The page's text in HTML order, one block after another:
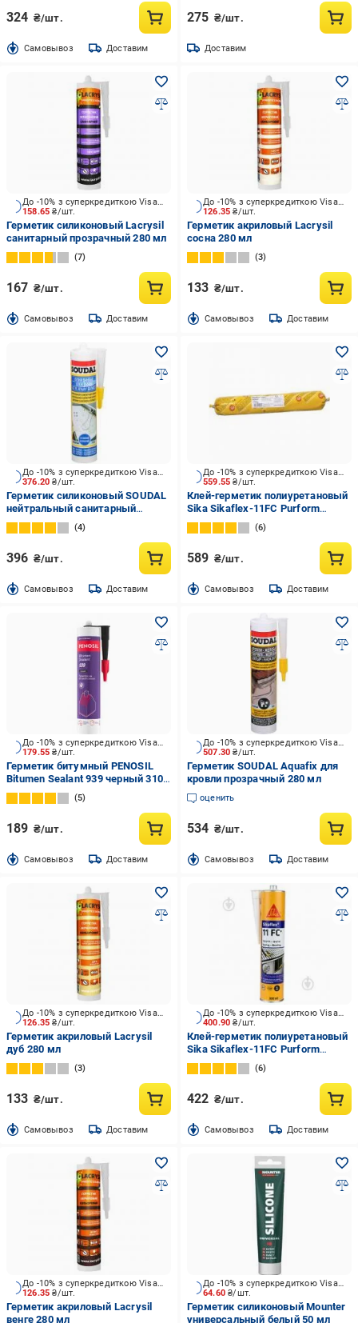
324 ₴/шт.
Cамовывоз Доставим
275 ₴/шт.
Доставим
158.65₴/шт.
До -10% з суперкредиткою Visa Вигода
Герметик силиконовый Lacrysil
санитарный прозрачный 280 мл
7
167 ₴/шт.
Cамовывоз Доставим
126.35₴/шт.
До -10% з суперкредиткою Visa Вигода
Герметик акриловый Lacrysil
сосна 280 мл
3
133 ₴/шт.
Cамовывоз Доставим
376.20₴/шт.
До -10% з суперкредиткою Visa Вигода
Герметик силиконовый SOUDAL
нейтральный санитарный
прозрачный 280 мл
4
396 ₴/шт.
Cамовывоз Доставим
559.55₴/шт.
До -10% з суперкредиткою Visa Вигода
Клей-герметик полиуретановый
Sika Sikaflex-11FC Purform
коричневый 600 мл
6
589 ₴/шт.
Cамовывоз Доставим
179.55₴/шт.
До -10% з суперкредиткою Visa Вигода
Герметик битумный PENOSIL
Bitumen Sealant 939 черный 310
мл
5
189 ₴/шт.
Cамовывоз Доставим
507.30₴/шт.
До -10% з суперкредиткою Visa Вигода
Герметик SOUDAL Aquafix для
кровли прозрачный 280 мл
оценить
534 ₴/шт.
Cамовывоз Доставим
126.35₴/шт.
До -10% з суперкредиткою Visa Вигода
Герметик акриловый Lacrysil
дуб 280 мл
3
133 ₴/шт.
Cамовывоз Доставим
400.90₴/шт.
До -10% з суперкредиткою Visa Вигода
Клей-герметик полиуретановый
Sika Sikaflex-11FC Purform
бежевый 310 мл
6
422 ₴/шт.
Cамовывоз Доставим
126.35₴/шт.
До -10% з суперкредиткою Visa Вигода
Герметик акриловый Lacrysil
венге 280 мл
64.60₴/шт.
До -10% з суперкредиткою Visa Вигода
Герметик силиконовый Mounter
универсальный белый 50 мл